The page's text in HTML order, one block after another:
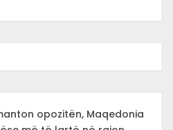
opozitën, Maqedonia